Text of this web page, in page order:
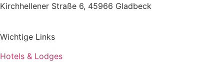
Kirchhellener Straße 6, 45966 Gladbeck
Wichtige Links
Hotels & Lodges